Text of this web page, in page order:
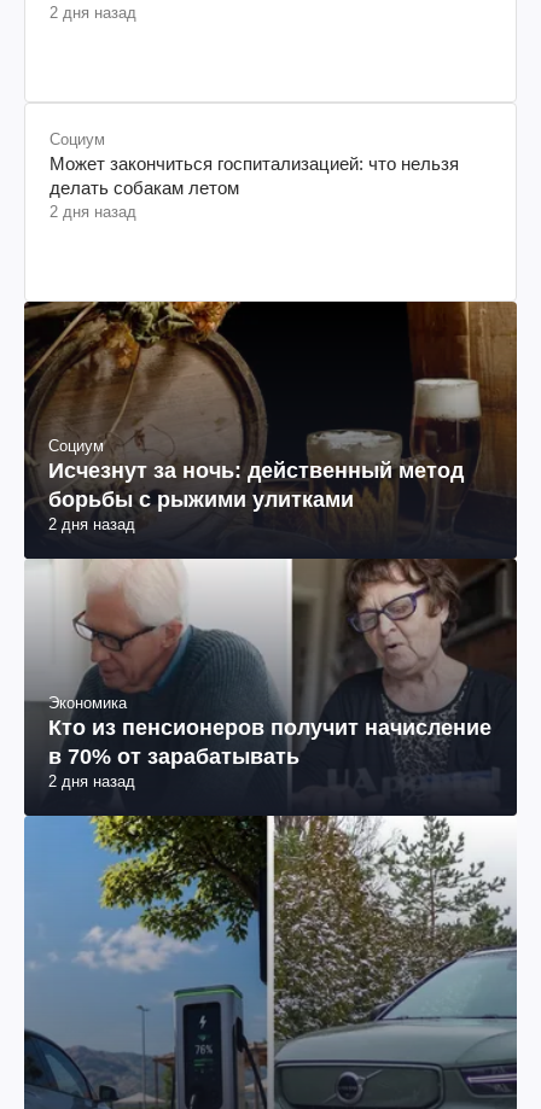
2 дня назад
Социум
Может закончиться госпитализацией: что нельзя
делать собакам летом
2 дня назад
Социум
Исчезнут за ночь: действенный метод
борьбы с рыжими улитками
2 дня назад
Экономика
Кто из пенсионеров получит начисление
в 70% от зарабатывать
2 дня назад